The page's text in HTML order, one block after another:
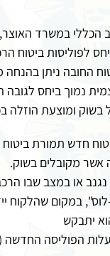
הכללי במשרד
לפוליסות ביטוח
החובה ניתן בהנחה
נמוך ביחס
ומוצעת הוזלה
חדש תמורת ביטוח
אשר מקובלים בשוק.
או במצב שבו
במקום שהלקוח
יתבקש
הפוליסה החדשה